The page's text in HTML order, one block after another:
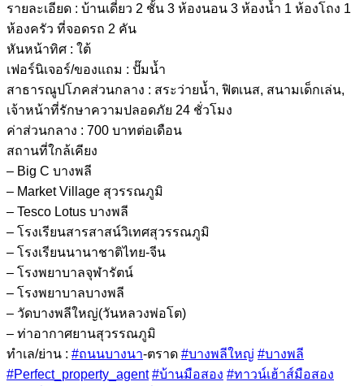
รายละเอียด : บ้านเดี่ยว 2 ชั้น 3 ห้องนอน 3 ห้องน้ำ 1 ห้องโถง 1
ห้องครัว ที่จอดรถ 2 คัน
หันหน้าทิศ : ใต้
เฟอร์นิเจอร์/ของแถม : ปั๊มน้ำ
สาธารณูปโภคส่วนกลาง : สระว่ายน้ำ, ฟิตเนส, สนามเด็กเล่น,
เจ้าหน้าที่รักษาความปลอดภัย 24 ชั่วโมง
ค่าส่วนกลาง : 700 บาทต่อเดือน
สถานที่ใกล้เคียง
– Big C บางพลี
– Market Village สุวรรณภูมิ
– Tesco Lotus บางพลี
– โรงเรียนสารสาสน์วิเทศสุวรรณภูมิ
– โรงเรียนนานาชาติไทย-จีน
– โรงพยาบาลจุฬารัตน์
– โรงพยาบาลบางพลี
– วัดบางพลีใหญ่(วันหลวงพ่อโต)
– ท่าอากาศยานสุวรรณภูมิ
ทำเล/ย่าน : #ถนนบางนา-ตราด #บางพลีใหญ่ #บางพลี
#Perfect_property_agent #บ้านมือสอง #ทาวน์เฮ้าส์มือสอง